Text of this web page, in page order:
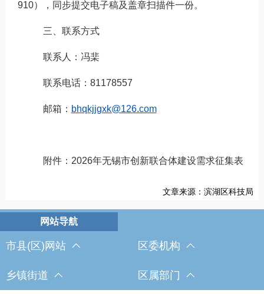
910），同步提交电子稿及盖章扫描件一份。
三、联系方式
联系人：冯棐
联系电话： 81178557
邮箱： bhqkjjgxk@126.com
附件： 2026年无锡市创新联合体建设需求征集表
文章来源：滨湖区科技局
市县(区)网站 区委机构
乡镇街道 区属部门